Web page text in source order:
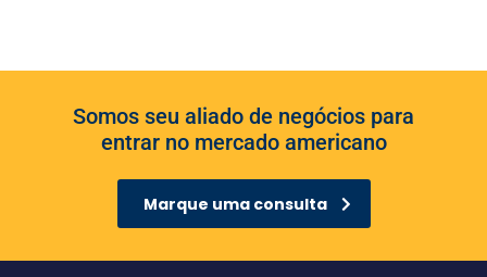
Somos seu aliado de negócios para
entrar no mercado americano
Marque uma consulta